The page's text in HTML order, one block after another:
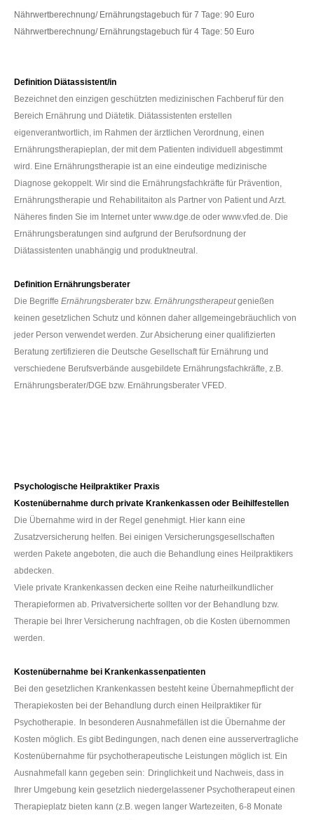
Nährwertberechnung/ Ernährungstagebuch für 7 Tage: 90 Euro
Nährwertberechnung/ Ernährungstagebuch für 4 Tage: 50 Euro
Definition Diätassistent/in
Bezeichnet den einzigen geschützten medizinischen Fachberuf für den
Bereich Ernährung und Diätetik. Diätassistenten erstellen
eigenverantwortlich, im Rahmen der ärztlichen Verordnung, einen
Ernährungstherapieplan, der mit dem Patienten individuell abgestimmt
wird. Eine Ernährungstherapie ist an eine eindeutige medizinische
Diagnose gekoppelt. Wir sind die Ernährungsfachkräfte für Prävention,
Ernährungstherapie und Rehabilitaiton als Partner von Patient und Arzt.
Näheres finden Sie im Internet unter www.dge.de oder www.vfed.de. Die
Ernährungsberatungen sind aufgrund der Berufsordnung der
Diätassistenten unabhängig und produktneutral.
Definition Ernährungsberater
Die Begriffe Ernährungsberaterbzw. Ernährungstherapeutgenießen
keinen gesetzlichen Schutz und können daher allgemeingebräuchlich von
jeder Person verwendet werden. Zur Absicherung einer qualifizierten
Beratung zertifizieren die Deutsche Gesellschaft für Ernährung und
verschiedene Berufsverbände ausgebildete Ernährungsfachkräfte, z.B.
Ernährungsberater/DGE bzw. Ernährungsberater VFED.
Psychologische Heilpraktiker Praxis
Kostenübernahme durch private Krankenkassen oder Beihilfestellen
Die Übernahme wird in der Regel genehmigt. Hier kann eine
Zusatzversicherung helfen. Bei einigen Versicherungsgesellschaften
werden Pakete angeboten, die auch die Behandlung eines Heilpraktikers
abdecken.
Viele private Krankenkassen decken eine Reihe naturheilkundlicher
Therapieformen ab. Privatversicherte sollten vor der Behandlung bzw.
Therapie bei Ihrer Versicherung nachfragen, ob die Kosten übernommen
werden.
Kostenübernahme bei Krankenkassenpatienten
Bei den gesetzlichen Krankenkassen besteht keine Übernahmepflicht der
Therapiekosten bei der Behandlung durch einen Heilpraktiker für
Psychotherapie. In besonderen Ausnahmefällen ist die Übernahme der
Kosten möglich. Es gibt Bedingungen, nach denen eine ausservertragliche
Kostenübernahme für psychotherapeutische Leistungen möglich ist. Ein
Ausnahmefall kann gegeben sein: Dringlichkeit und Nachweis, dass in
Ihrer Umgebung kein gesetzlich niedergelassener Psychotherapeut einen
Therapieplatz bieten kann (z.B. wegen langer Wartezeiten, 6-8 Monate